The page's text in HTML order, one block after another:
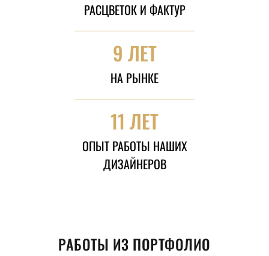
РАСЦВЕТОК И ФАКТУР
9 ЛЕТ
НА РЫНКЕ
11 ЛЕТ
ОПЫТ РАБОТЫ НАШИХ
ДИЗАЙНЕРОВ
РАБОТЫ ИЗ ПОРТФОЛИО